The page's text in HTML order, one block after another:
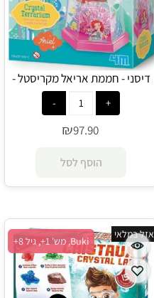
דיסני - חממת אריאל מקריסטל -
₪97.90
הוסף לסל
Buki, מש' 1+, גיל 8+
אזל במלאי